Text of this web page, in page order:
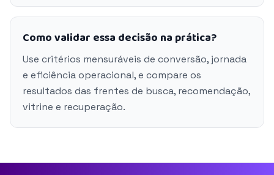
Como validar essa decisão na prática?
Use critérios mensuráveis de conversão, jornada
e eficiência operacional, e compare os
resultados das frentes de busca, recomendação,
vitrine e recuperação.